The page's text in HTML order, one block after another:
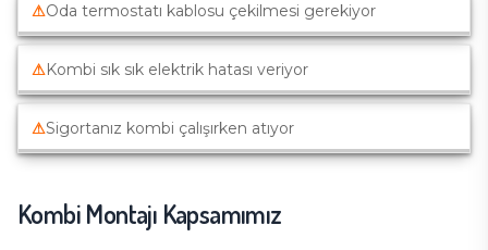
⚠Oda termostatı kablosu çekilmesi gerekiyor
⚠Kombi sık sık elektrik hatası veriyor
⚠Sigortanız kombi çalışırken atıyor
Kombi Montajı Kapsamımız